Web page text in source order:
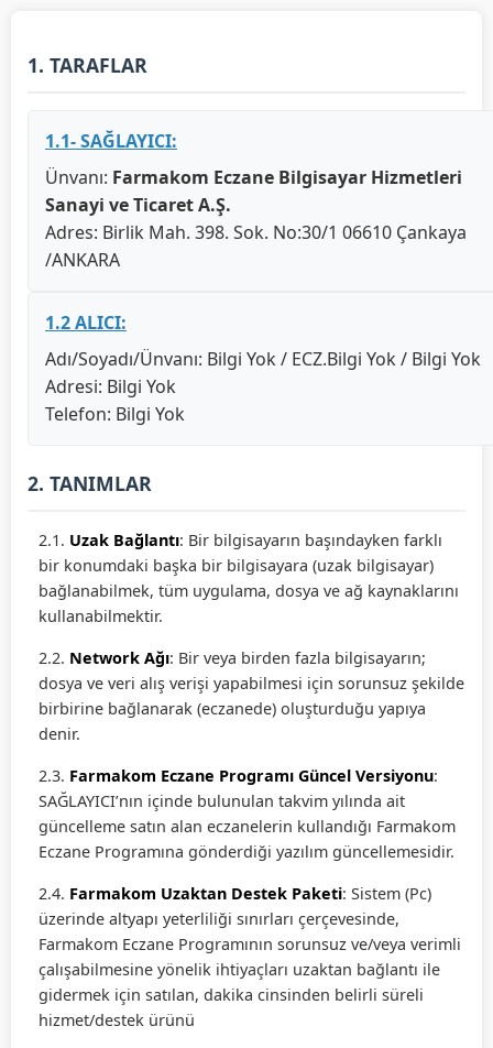
1. TARAFLAR
1.1- SAĞLAYICI:
Ünvanı: Farmakom Eczane Bilgisayar Hizmetleri
Sanayi ve Ticaret A.Ş.
Adres: Birlik Mah. 398. Sok. No:30/1 06610 Çankaya
/ANKARA
1.2 ALICI:
Adı/Soyadı/Ünvanı: Bilgi Yok / ECZ.Bilgi Yok / Bilgi Yok
Adresi: Bilgi Yok
Telefon: Bilgi Yok
2. TANIMLAR
2.1. Uzak Bağlantı: Bir bilgisayarın başındayken farklı
bir konumdaki başka bir bilgisayara (uzak bilgisayar)
bağlanabilmek, tüm uygulama, dosya ve ağ kaynaklarını
kullanabilmektir.
2.2. Network Ağı: Bir veya birden fazla bilgisayarın;
dosya ve veri alış verişi yapabilmesi için sorunsuz şekilde
birbirine bağlanarak (eczanede) oluşturduğu yapıya
denir.
2.3. Farmakom Eczane Programı Güncel Versiyonu:
SAĞLAYICI’nın içinde bulunulan takvim yılında ait
güncelleme satın alan eczanelerin kullandığı Farmakom
Eczane Programına gönderdiği yazılım güncellemesidir.
2.4. Farmakom Uzaktan Destek Paketi: Sistem (Pc)
üzerinde altyapı yeterliliği sınırları çerçevesinde,
Farmakom Eczane Programının sorunsuz ve/veya verimli
çalışabilmesine yönelik ihtiyaçları uzaktan bağlantı ile
gidermek için satılan, dakika cinsinden belirli süreli
hizmet/destek ürünü